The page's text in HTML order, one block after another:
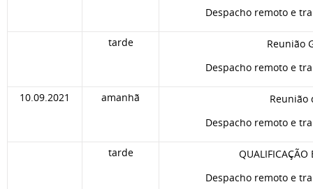
Despacho remoto e
tarde
Reunião
Despacho remoto e
10.09.2021 amanhã
Reunião
Despacho remoto e
tarde
QUALIFICAÇÃO
Despacho remoto e